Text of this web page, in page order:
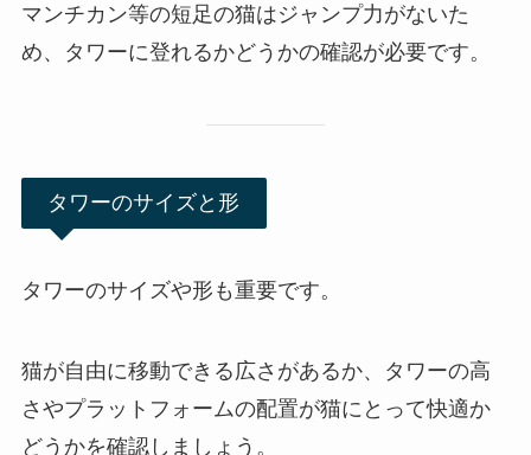
マンチカン等の短足の猫はジャンプ力がないた
め、タワーに登れるかどうかの確認が必要です。
タワーのサイズと形
タワーのサイズや形も重要です。
猫が自由に移動できる広さがあるか、タワーの高
さやプラットフォームの配置が猫にとって快適か
どうかを確認しましょう。